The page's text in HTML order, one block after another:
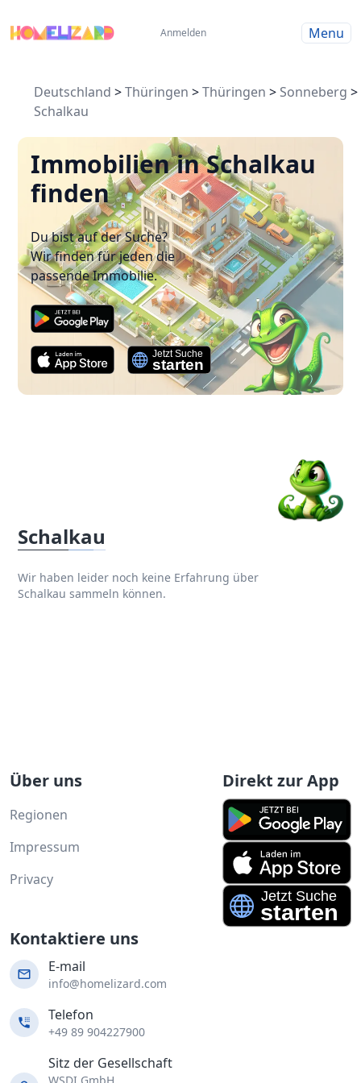
Anmelden Menu
Deutschland >Thüringen >Thüringen > Sonneberg >
Schalkau
Immobilien in Schalkau
finden
Du bist auf der Suche?
Wir finden für jeden die
passende Immobilie.
Schalkau
Wir haben leider noch keine Erfahrung über
Schalkau sammeln können.
Über uns
Regionen
Impressum
Privacy
Direkt zur App
Kontaktiere uns
E-mail
info@homelizard.com
Telefon
+49 89 904227900
Sitz der Gesellschaft